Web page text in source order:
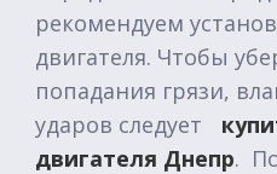
рекомендуем
двигателя. Чтобы
попадания грязи,
ударов следует
двигателя Днепр.